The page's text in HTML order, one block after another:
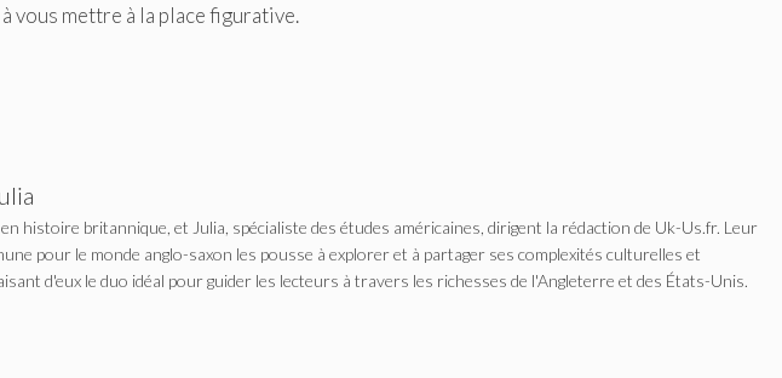
vous mettre à la place figurative.
histoire britannique, et Julia, spécialiste des études américaines, dirigent la rédaction de Uk-Us.fr. Leur
pour le monde anglo-saxon les pousse à explorer et à partager ses complexités culturelles et
d'eux le duo idéal pour guider les lecteurs à travers les richesses de l'Angleterre et des États-Unis.